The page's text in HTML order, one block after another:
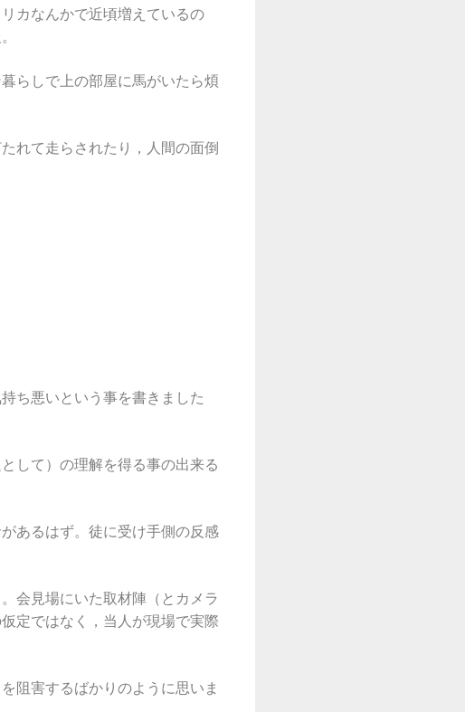
カなんかで近頃増えているの
らしで上の部屋に馬がいたら煩
れて走らされたり，人間の面倒
ち悪いという事を書きました
して）の理解を得る事の出来る
あるはず。徒に受け手側の反感
会見場にいた取材陣（とカメラ
定ではなく，当人が現場で実際
阻害するばかりのように思いま